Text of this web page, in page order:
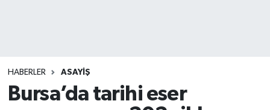
HABERLER ASAYİŞ
Bursa’da tarihi eser
Son Dakika Haberleri